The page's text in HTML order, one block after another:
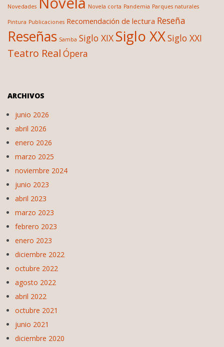
Novedades Novela corta Pandemia Parques naturales
Pintura Publicaciones Recomendación de lectura Reseña
Reseñas Samba Siglo XIX Siglo XXSiglo XXI
Teatro Real Ópera
ARCHIVOS
junio 2026
abril 2026
enero 2026
marzo 2025
noviembre 2024
junio 2023
abril 2023
marzo 2023
febrero 2023
enero 2023
diciembre 2022
octubre 2022
agosto 2022
abril 2022
octubre 2021
junio 2021
diciembre 2020